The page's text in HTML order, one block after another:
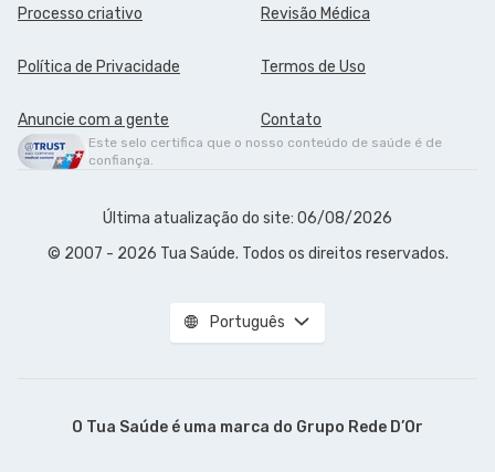
Processo criativo Revisão Médica
Política de Privacidade Termos de Uso
Anuncie com a gente Contato
Este selo certifica que o nosso conteúdo de saúde é de
confiança.
Última atualização do site: 06/08/2026
© 2007 - 2026 Tua Saúde. Todos os direitos reservados.
Português
O Tua Saúde é uma marca do Grupo Rede D’Or